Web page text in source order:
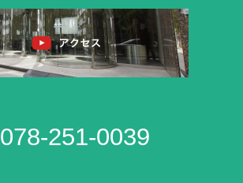
078-251-0039